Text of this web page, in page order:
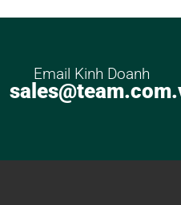
Email Kinh Doanh